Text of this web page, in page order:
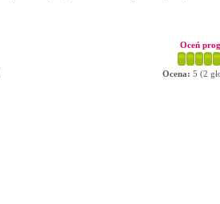
Oceń
Ocena: 5 (2